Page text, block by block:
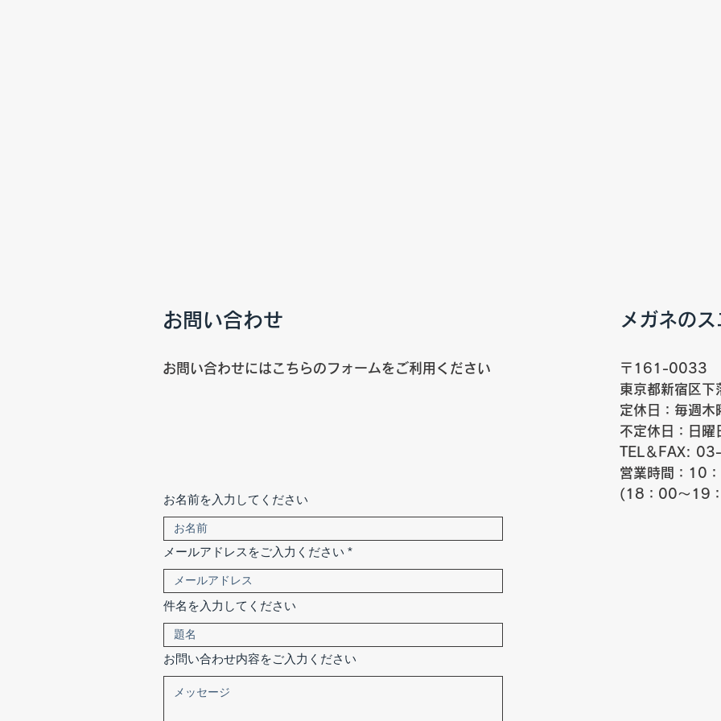
お問い合わせ
お問い合わせにはこちらのフォームをご利用ください
お名前を入力してください
メールアドレスをご入力ください
件名を入力してください
お問い合わせ内容をご入力ください
メガネの
〒161-0033
東京都新宿区
定休日：毎週木
不定休日：日曜
TEL＆FAX:
営業時間：10
(18：00～19